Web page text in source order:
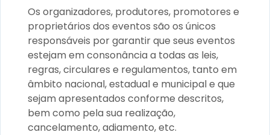
Os organizadores, produtores, promotores e
proprietários dos eventos são os únicos
responsáveis por garantir que seus eventos
estejam em consonância a todas as leis,
regras, circulares e regulamentos, tanto em
âmbito nacional, estadual e municipal e que
sejam apresentados conforme descritos,
bem como pela sua realização,
cancelamento, adiamento, etc.